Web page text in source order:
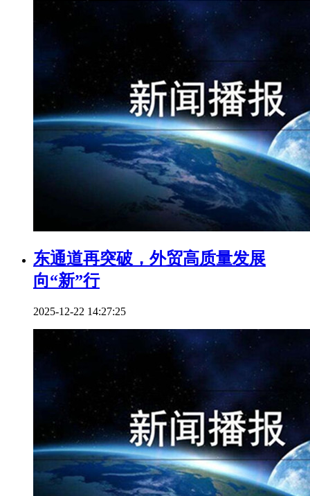
东通道再突破，外贸高质量发展
向“新”行
2025-12-22 14:27:25